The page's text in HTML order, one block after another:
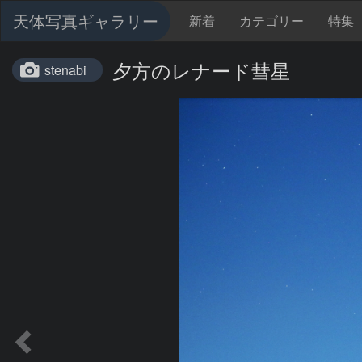
天体写真ギャラリー 新着 カテゴリー 特集
stenabi 夕方のレナード彗星